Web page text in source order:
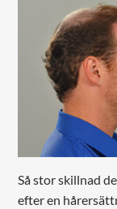
Så stor skillnad
efter en